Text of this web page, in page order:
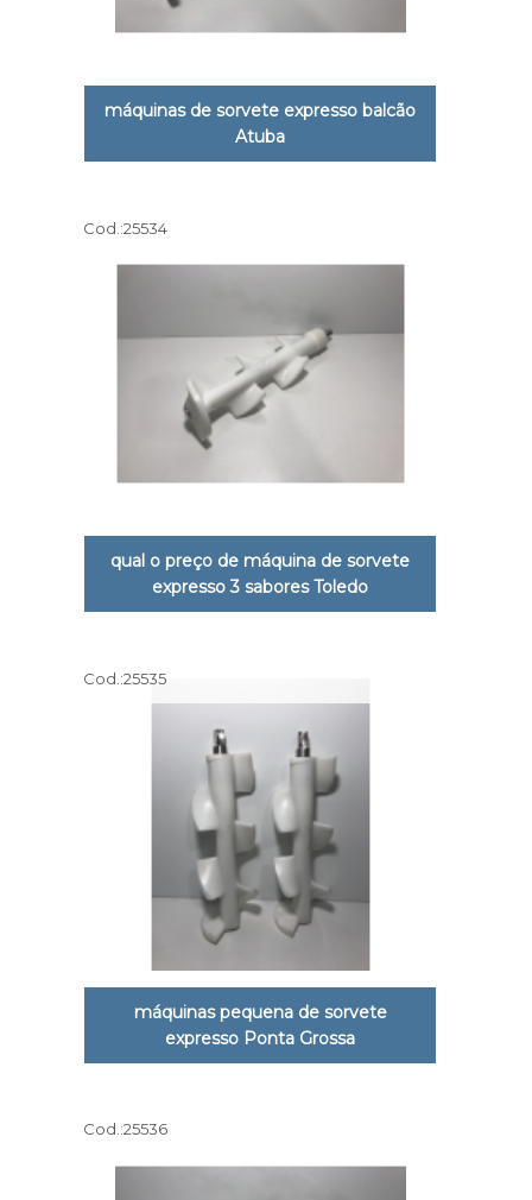
máquinas de sorvete expresso balcão
Atuba
Cod.:25534
qual o preço de máquina de sorvete
expresso 3 sabores Toledo
Cod.:25535
máquinas pequena de sorvete
expresso Ponta Grossa
Cod.:25536